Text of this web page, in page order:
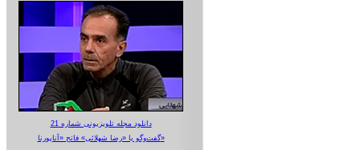
دانلود مجله تلویزیونی شماره 21
گفت‌وگو با «رضا شهلائی» فاتح «آناپورنا»